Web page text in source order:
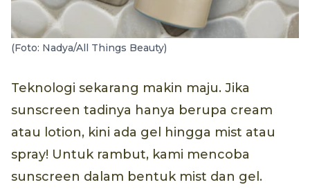
(Foto: Nadya/All Things Beauty)
Teknologi sekarang makin maju. Jika
sunscreen tadinya hanya berupa cream
atau lotion, kini ada gel hingga mist atau
spray! Untuk rambut, kami mencoba
sunscreen dalam bentuk mist dan gel.